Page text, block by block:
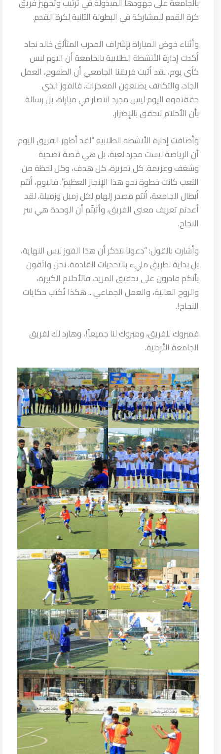
كرة القدم للمشاركة في البطولة الثانية لكرة القدم.
وأثناء خوض المباراة بإشراف المدرب المتألق خالد نجاد
أكدت إدارة الأنشطة الطلابية بالجامعة أن اليوم ليس
كأي يوم، لقد أثبت فريقنا الجامعي أن الطموح، العمل
الجاد، والتكاتف يصنعون المعجزات. فالفوز الذي
حققتموه اليوم ليس مجرد انتصار في مباراة، بل رسالة
بأن الأحلام تتحقق بالإصرار.
وأضافت إدارة الأنشطة الطلابية “لقد أظهر الفريق اليوم
أن الرياضة ليست مجرد لعبة، بل هي قصة تضحية
وشغف وعزيمة. كل تمريرة، كل هدف، وكل لحظة من
التعب كانت خطوة نحو هذا الإنجاز العظيم”. فاليوم، أنتم
أبطال الجامعة، أنتم مصدر إلهام لكل زميل وزميلة. لقد
أعدتم تعريف معنى الفريق، وأثبتّم أن الوحدة هي سر
النجاح.
وأشارت بالقول: “دعونا نتذكر أن هذا الفوز ليس النهاية،
بل بداية لطريق مليء بالتحديات القادمة. نحن واثقون
بأنكم قادرون على تحقيق المزيد، فالأحلام الكبيرة،
والروح العالية، والعمل الجماعي .. هكذا تُكتب حكايات
النجاح!.
فمبروك للفريق، ومبروك لنا جميعاً!، وهارد لك لفريق
الجامعة الأردنية.